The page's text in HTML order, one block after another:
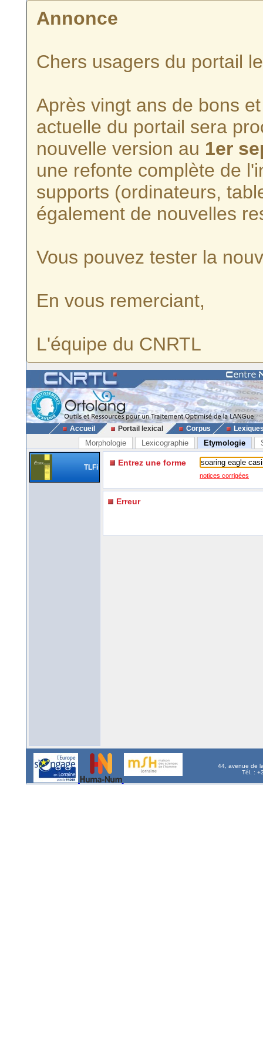
Annonce
Chers usagers du portail
Après vingt ans de bons
actuelle du portail sera
nouvelle version au 1er
une refonte complète de
supports (ordinateurs,
également de nouvelles
Vous pouvez tester la
En vous remerciant,
L'équipe du CNRTL
Accueil Portail lexical Corpus
Morphologie Lexicographie Etymologie
TLFi Entrez une forme
notices corrigées
Erreur
44, avenue de
Tél. :